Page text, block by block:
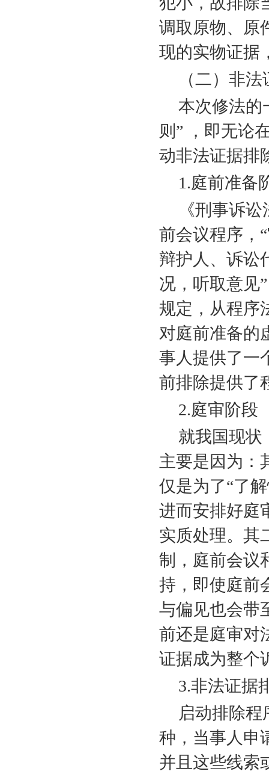
调取原物、原
现的实物证据
（二）非
本次修法的
则” ，即无论
动非法证据排
1.庭前准备
《刑事诉
前会议程序，
辩护人、诉讼
况，听取意见
规定，从程序
对庭前准备的
事人提供了一
前排除提供了
2.庭审阶段
就我国现状
主要是因为：
仅是为了“了
进而安排好庭
实质处理。其
制，庭前会议
持，即使庭前
与偏见也会带
前还是庭审对
证据成为整个
3.非法证据
启动排除
种，当事人申
并且这些线索